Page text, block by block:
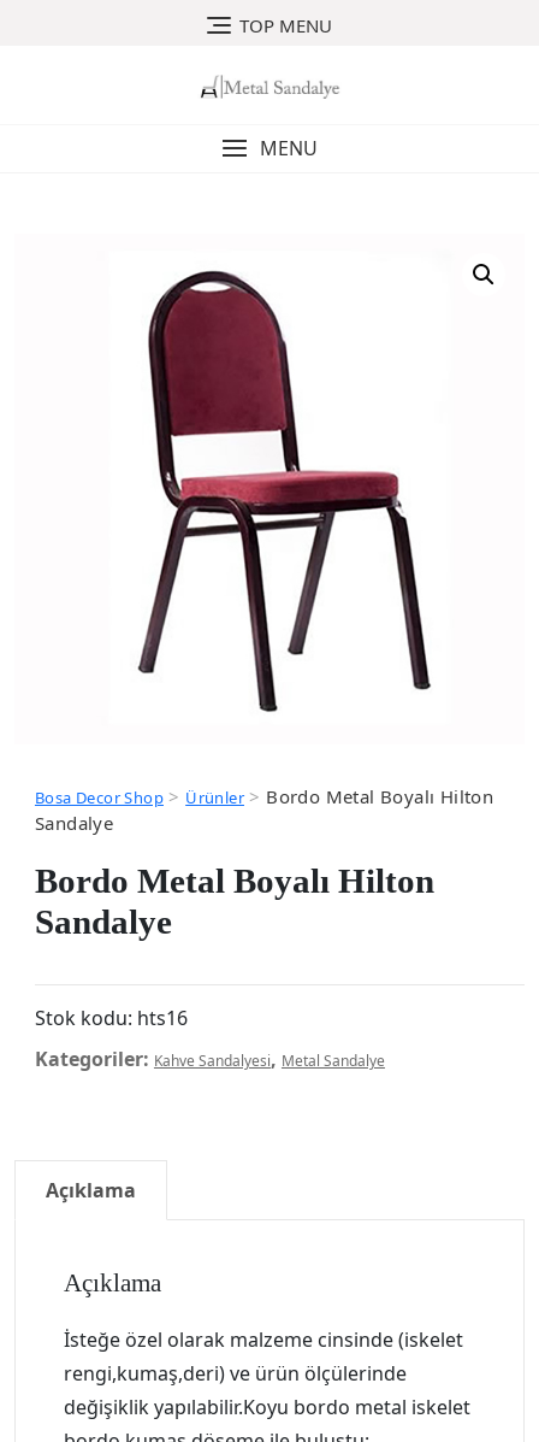
TOP MENU
MENU
Bosa Decor Shop> Ürünler> Bordo Metal Boyalı Hilton
Sandalye
Bordo Metal Boyalı Hilton
Sandalye
Stok kodu: hts16
Kategoriler: Kahve Sandalyesi, Metal Sandalye
Açıklama
Açıklama
İsteğe özel olarak malzeme cinsinde (iskelet
rengi,kumaş,deri) ve ürün ölçülerinde
değişiklik yapılabilir.Koyu bordo metal iskelet